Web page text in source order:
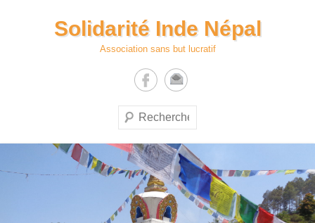
Solidarité Inde Népal
Association sans but lucratif
Recherche